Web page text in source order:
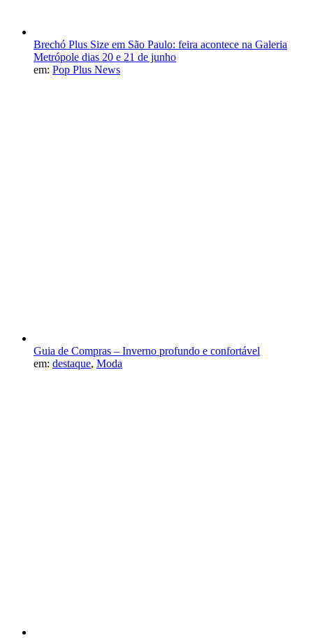
Brechó Plus Size em São Paulo: feira acontece na Galeria
Metrópole dias 20 e 21 de junho
em: Pop Plus News
Guia de Compras – Inverno profundo e confortável
em: destaque, Moda